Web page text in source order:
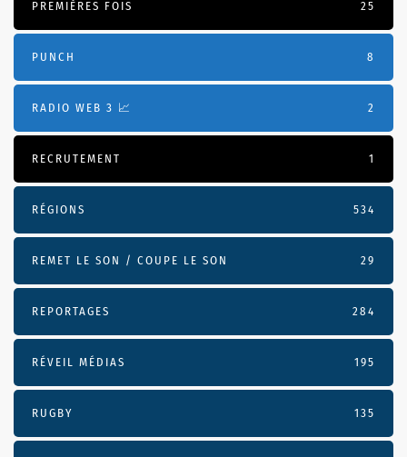
PREMIÈRES FOIS 25
PUNCH 8
RADIO WEB 3 📈 2
RECRUTEMENT 1
RÉGIONS 534
REMET LE SON / COUPE LE SON 29
REPORTAGES 284
RÉVEIL MÉDIAS 195
RUGBY 135